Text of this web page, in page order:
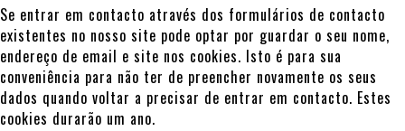
Se entrar em contacto através dos formulários de contacto
existentes no nosso site pode optar por guardar o seu nome,
endereço de email e site nos cookies. Isto é para sua
conveniência para não ter de preencher novamente os seus
dados quando voltar a precisar de entrar em contacto. Estes
cookies durarão um ano.